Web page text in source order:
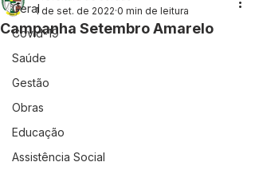
Geral
Covid-19
Saúde
Gestão
Obras
Educação
Assistência Social
Campanha Setembro Amarelo
1 de set. de 2022 0 min de leitura